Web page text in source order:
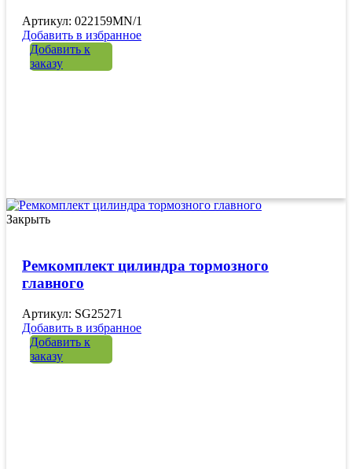
Артикул: 022159MN/1
Добавить в избранное
Добавить к
заказу
Закрыть
Ремкомплект цилиндра тормозного
главного
Артикул: SG25271
Добавить в избранное
Добавить к
заказу